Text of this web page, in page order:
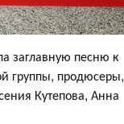
заглавную песню к
группы, продюсеры,
Кутепова, Анна